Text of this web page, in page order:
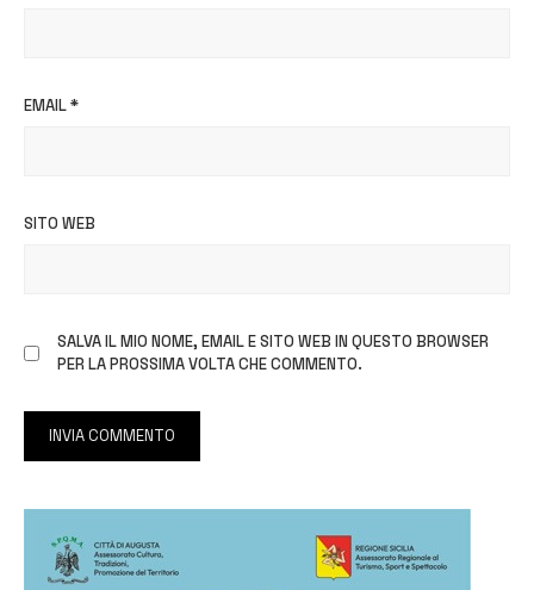
EMAIL*
SITO WEB
SALVA IL MIO NOME, EMAIL E SITO WEB IN QUESTO BROWSER
PER LA PROSSIMA VOLTA CHE COMMENTO.